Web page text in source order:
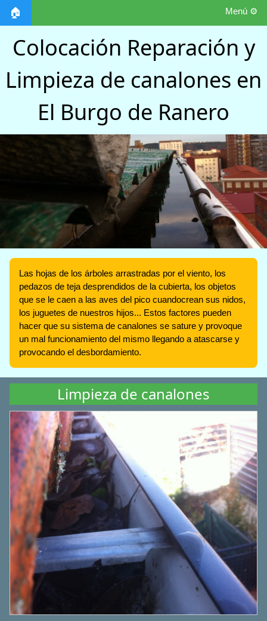
🏠 Menú ⚙️
Colocación Reparación y
Limpieza de canalones en
El Burgo de Ranero
Las hojas de los árboles arrastradas por el viento, los
pedazos de teja desprendidos de la cubierta, los objetos
que se le caen a las aves del pico cuandocrean sus nidos,
los juguetes de nuestros hijos... Estos factores pueden
hacer que su sistema de canalones se sature y provoque
un mal funcionamiento del mismo llegando a atascarse y
provocando el desbordamiento.
Limpieza de canalones